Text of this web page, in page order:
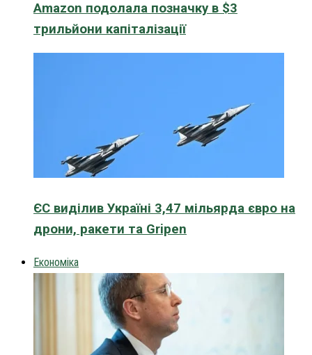
Amazon подолала позначку в $3
трильйони капіталізації
ЄС виділив Україні 3,47 мільярда євро на
дрони, ракети та Gripen
Економіка